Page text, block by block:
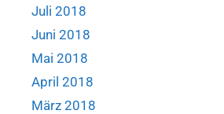
Juli 2018
Juni 2018
Mai 2018
April 2018
März 2018